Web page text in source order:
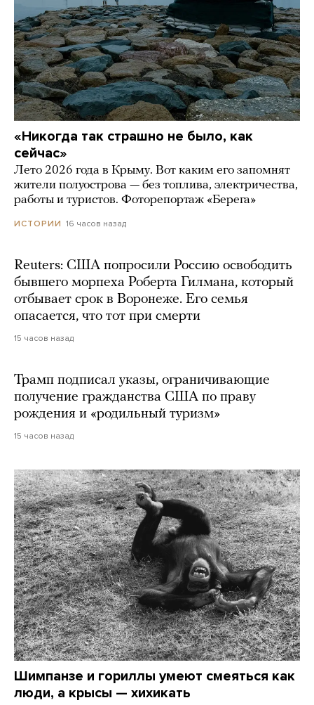
«Никогда так страшно не было, как
сейчас»
Лето 2026 года в Крыму. Вот каким его запомнят
жители полуострова — без топлива, электричества,
работы и туристов. Фоторепортаж «Берега»
ИСТОРИИ 16 часов назад
Reuters: США попросили Россию освободить
бывшего морпеха Роберта Гилмана, который
отбывает срок в Воронеже. Его семья
опасается, что тот при смерти
15 часов назад
Трамп подписал указы, ограничивающие
получение гражданства США по праву
рождения и «родильный туризм»
15 часов назад
Шимпанзе и гориллы умеют смеяться как
люди, а крысы — хихикать